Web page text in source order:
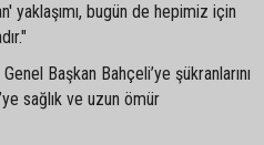
yaklaşımı, bugün de hepimiz için
Başkan Bahçeli’ye şükranlarını
sağlık ve uzun ömür